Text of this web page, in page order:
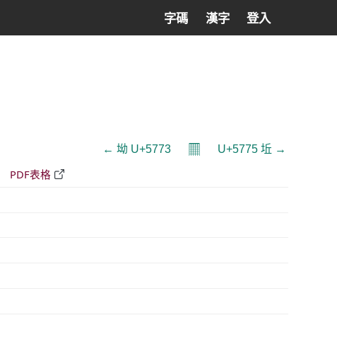
字碼 漢字 登入
← 坳 U+5773 𝄜 U+5775 坵 →
PDF表格